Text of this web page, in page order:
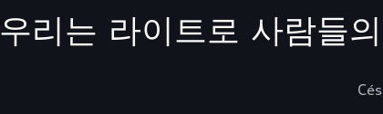
우리는 라이트로 사람들